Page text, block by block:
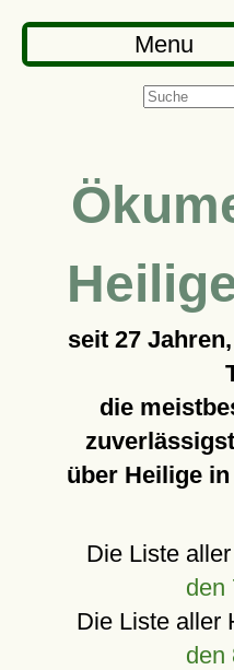
Menu
seit 27
die
über Heilige
Die Liste
den
Die Liste aller
den